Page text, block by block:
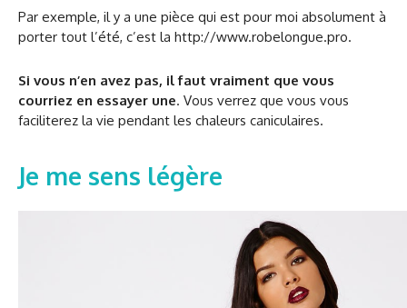
Par exemple, il y a une pièce qui est pour moi absolument à
porter tout l’été, c’est la http://www.robelongue.pro.
Si vous n’en avez pas, il faut vraiment que vous
courriez en essayer une. Vous verrez que vous vous
faciliterez la vie pendant les chaleurs caniculaires.
Je me sens légère